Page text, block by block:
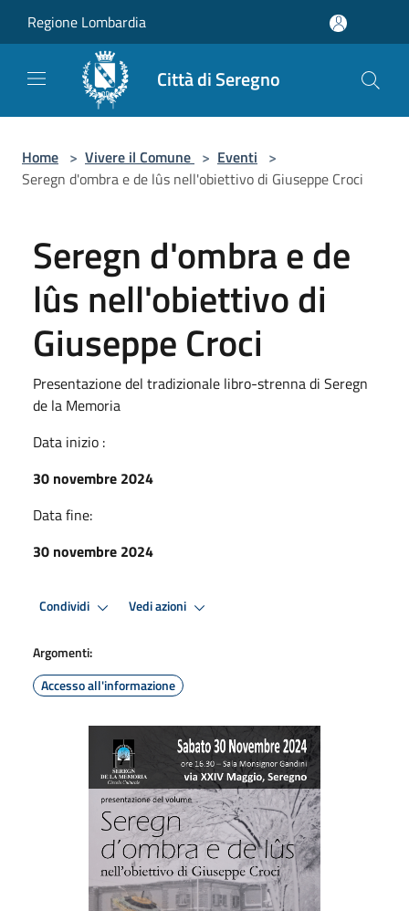
Regione Lombardia
Città di Seregno
Home > Vivere il Comune > Eventi >
Seregn d'ombra e de lûs nell'obiettivo di Giuseppe Croci
Seregn d'ombra e de
lûs nell'obiettivo di
Giuseppe Croci
Presentazione del tradizionale libro-strenna di Seregn
de la Memoria
Data inizio :
30 novembre 2024
Data fine:
30 novembre 2024
Condividi Vedi azioni
Argomenti:
Accesso all'informazione